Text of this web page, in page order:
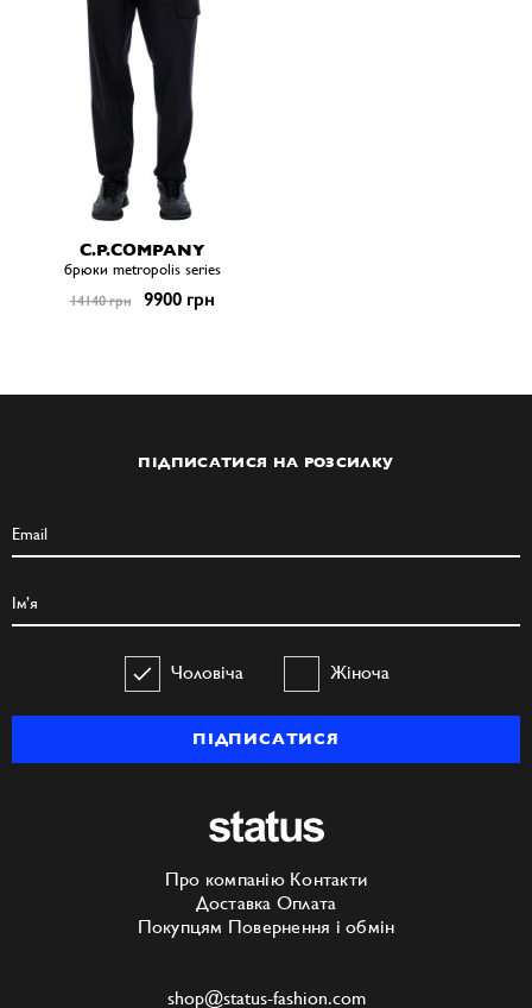
C.P.COMPANY
брюки metropolis series
14140 грн 9900 грн
ПІДПИСАТИСЯ НА РОЗСИЛКУ
Чоловіча Жіноча
ПІДПИСАТИСЯ
Про компанію Контакти
Доставка Оплата
Покупцям Повернення і обмін
shop@status-fashion.com